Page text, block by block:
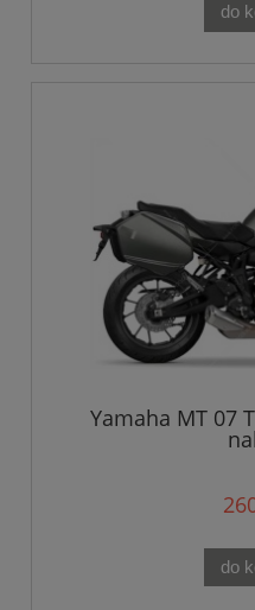
do
Yamaha MT 07
do